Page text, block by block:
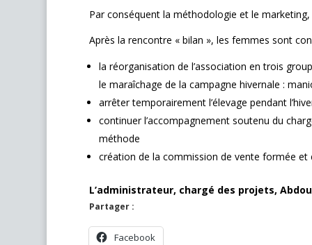
Par conséquent la méthodologie et le
Après la rencontre « bilan », les femmes sont
la réorganisation de l’association en trois
le maraîchage de la campagne hivernale :
arrêter temporairement l’élevage pendant
continuer l’accompagnement soutenu du
méthode
création de la commission de vente formée et
L’administrateur, chargé des projets,
Partager :
Facebook